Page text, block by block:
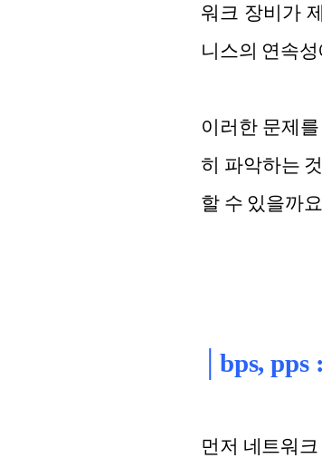
워크 장비가
니스의 연속
이러한 문제
히 파악하는
할 수 있을까
│bps,
먼저 네트워